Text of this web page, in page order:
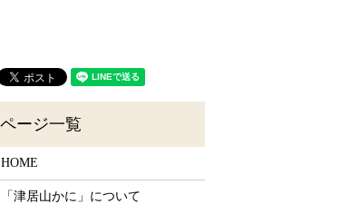
HOME
「津居山かに」について